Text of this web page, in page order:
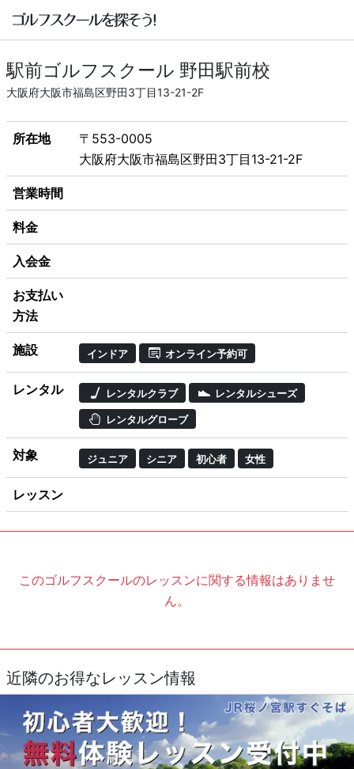
駅前ゴルフスクール 野田駅前校
大阪府大阪市福島区野田3丁目13-21-2F
所在地
〒553-0005
大阪府大阪市福島区野田3丁目13-21-2F
営業時間
料金
入会金
お支払い
方法
施設 インドア オンライン予約可
レンタル レンタルクラブ レンタルシューズ
レンタルグローブ
対象 ジュニア シニア 初心者 女性
レッスン
このゴルフスクールのレッスンに関する情報はありませ
ん。
近隣のお得なレッスン情報